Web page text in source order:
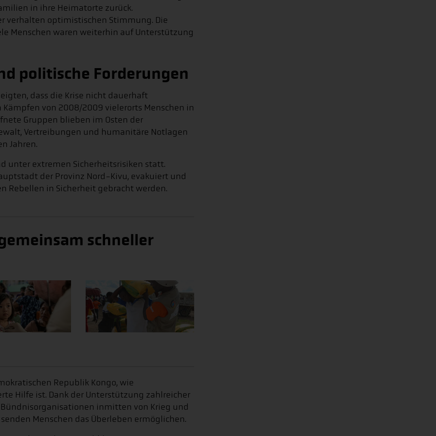
in ihre Heimatorte zurück.
verhalten optimistischen Stimmung. Die
Menschen waren weiterhin auf Unterstützung
politische Forderungen
dass die Krise nicht dauerhaft
von 2008/2009 vielerorts Menschen in
Gruppen blieben im Osten der
Vertreibungen und humanitäre Notlagen
Jahren.
unter extremen Sicherheitsrisiken statt.
der Provinz Nord-Kivu, evakuiert und
Rebellen in Sicherheit gebracht werden.
schneller
Republik Kongo, wie
Hilfe ist. Dank der Unterstützung zahlreicher
inmitten von Krieg und
Menschen das Überleben ermöglichen.